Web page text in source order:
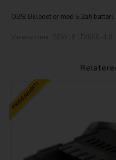
OBS: Billedet er med 5,2ah
PRISGARANTI